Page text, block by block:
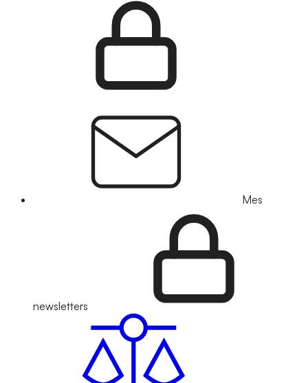
Mes
newsletters